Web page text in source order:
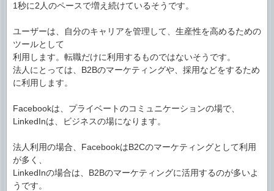
1秒に2人のペースで増え続けているそうです。
ユーザーは、自分のキャリアを管理して、生産性を高めるための
ツールとして
利用します。転職だけに利用するものではないそうです。
法人にとっては、B2Bのマーケティングや、採用などをするため
に利用します。
Facebookは、プライベートのコミュニケーションの場で、
LinkedInは、ビジネスの場になります。
法人利用の場合、FacebookはB2Cのマーケティングとして利用
が多く、
LinkedInの場合は、B2Bのマーケティングに活用するのが多いよ
うです。